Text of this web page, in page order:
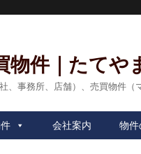
物件｜たてや
事務所、店舗）、売買物件
会社案内 物